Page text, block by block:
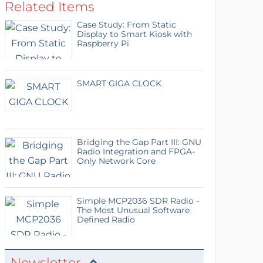
Related Items
Case Study: From Static
Display to Smart Kiosk with
Raspberry Pi
SMART GIGA CLOCK
Bridging the Gap Part III: GNU
Radio Integration and FPGA-
Only Network Core
Simple MCP2036 SDR Radio -
The Most Unusual Software
Defined Radio